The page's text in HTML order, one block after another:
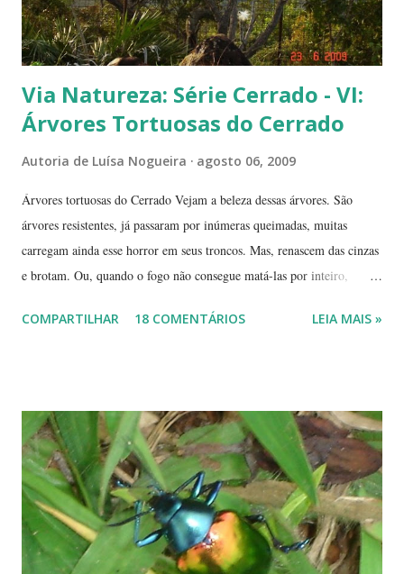
Via Natureza: Série Cerrado - VI:
Árvores Tortuosas do Cerrado
Autoria de Luísa Nogueira agosto 06, 2009
Árvores tortuosas do Cerrado Vejam a beleza dessas árvores. São
árvores resistentes, já passaram por inúmeras queimadas, muitas
carregam ainda esse horror em seus troncos. Mas, renascem das cinzas
e brotam. Ou, quando o fogo não consegue matá-las por inteiro,
novas flores e sempre novas sementes. É a esperança, em cada ano, de
estação seca pode durar até 5 meses. Neste período o índice de
umidade relativa do ar chega, muitas vezes, no meio da tarde, a
índices inferiores a 15%. Por isto tantas queimadas acontecem entre
maio e setembro, período de estiagem. Um toco de cigarro ou algumas
brasas que ficaram de um pique-nique pode ser o começo de um
fogaréu. Há também os casos em que o fogo...
COMPARTILHAR 18 COMENTÁRIOS LEIA MAIS »